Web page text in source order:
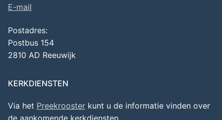
E-mail
Postadres:
Postbus 154
2810 AD Reeuwijk
KERKDIENSTEN
Via het Preekrooster kunt u de informatie vinden over